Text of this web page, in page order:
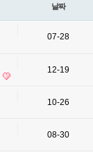
날짜
07-28
12-19
10-26
08-30